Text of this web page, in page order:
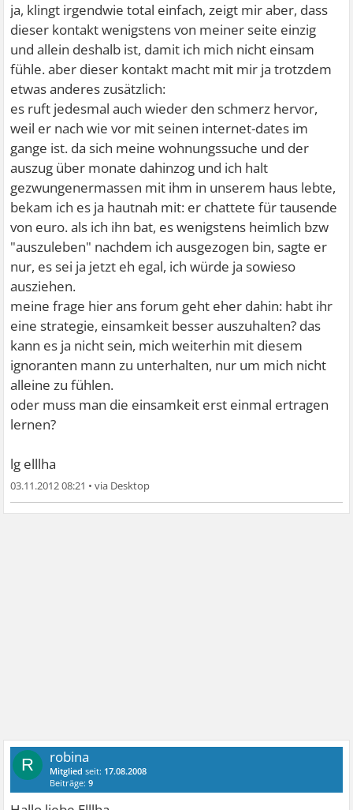
ja, klingt irgendwie total einfach, zeigt mir aber, dass
dieser kontakt wenigstens von meiner seite einzig
und allein deshalb ist, damit ich mich nicht einsam
fühle. aber dieser kontakt macht mit mir ja trotzdem
etwas anderes zusätzlich:
es ruft jedesmal auch wieder den schmerz hervor,
weil er nach wie vor mit seinen internet-dates im
gange ist. da sich meine wohnungssuche und der
auszug über monate dahinzog und ich halt
gezwungenermassen mit ihm in unserem haus lebte,
bekam ich es ja hautnah mit: er chattete für tausende
von euro. als ich ihn bat, es wenigstens heimlich bzw
"auszuleben" nachdem ich ausgezogen bin, sagte er
nur, es sei ja jetzt eh egal, ich würde ja sowieso
ausziehen.
meine frage hier ans forum geht eher dahin: habt ihr
eine strategie, einsamkeit besser auszuhalten? das
kann es ja nicht sein, mich weiterhin mit diesem
ignoranten mann zu unterhalten, nur um mich nicht
alleine zu fühlen.
oder muss man die einsamkeit erst einmal ertragen
lernen?
lg elllha
03.11.2012 08:21 •
R robina
Mitglied seit: 17.08.2008
Beiträge:9